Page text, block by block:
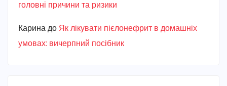
головні причини та ризики
Карина до Як лікувати пієлонефрит в домашніх
умовах: вичерпний посібник